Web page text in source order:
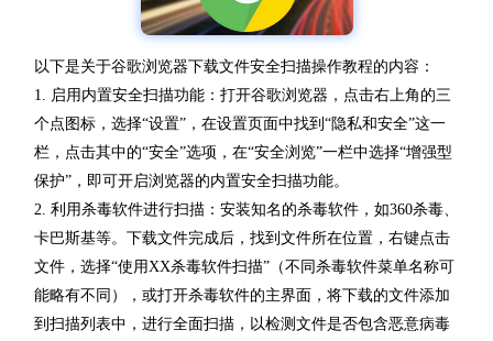
以下是关于谷歌浏览器下载文件安全扫描操作教程的内容：
1. 启用内置安全扫描功能：打开谷歌浏览器，点击右上角的三
个点图标，选择“设置”，在设置页面中找到“隐私和安全”这一
栏，点击其中的“安全”选项，在“安全浏览”一栏中选择“增强型
保护”，即可开启浏览器的内置安全扫描功能。
2. 利用杀毒软件进行扫描：安装知名的杀毒软件，如360杀毒、
卡巴斯基等。下载文件完成后，找到文件所在位置，右键点击
文件，选择“使用XX杀毒软件扫描”（不同杀毒软件菜单名称可
能略有不同），或打开杀毒软件的主界面，将下载的文件添加
到扫描列表中，进行全面扫描，以检测文件是否包含恶意病毒